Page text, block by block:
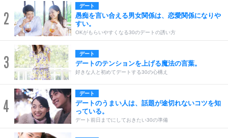
2
デート
愚痴を言い合える男女関係は、恋愛関係になりや
すい。
OKがもらいやすくなる30のデートの誘い方
3 デート
デートのテンションを上げる魔法の言葉。
好きな人と初めてデートする30の心構え
4
デート
デートのうまい人は、話題が途切れないコツを知
っている。
デート前日までにしておきたい30の準備